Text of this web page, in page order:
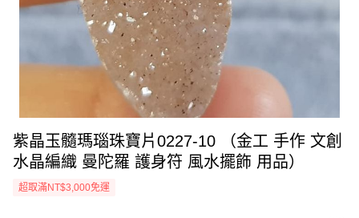
紫晶玉髓瑪瑙珠寶片0227-10 （金工 手作 文創
水晶編織 曼陀羅 護身符 風水擺飾 用品）
超取滿NT$3,000免運